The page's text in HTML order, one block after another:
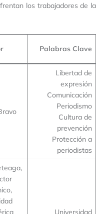
los trabajadores de la
Palabras Clave
Libertad de
expresión
Comunicación
Periodismo
Cultura de
prevención
Protección a
periodistas
Universidad